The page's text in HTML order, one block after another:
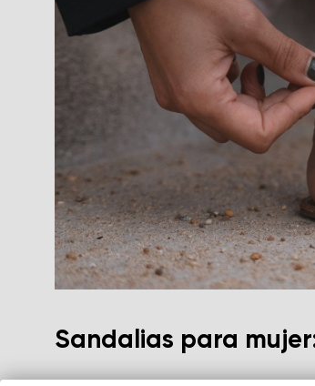
Sandalias para